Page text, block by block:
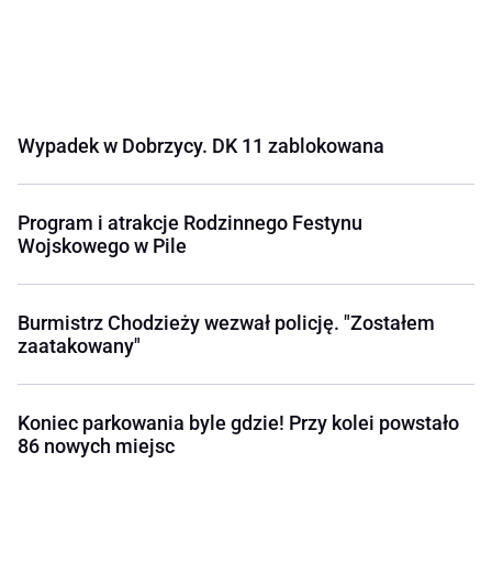
Wypadek w Dobrzycy. DK 11 zablokowana
Program i atrakcje Rodzinnego Festynu
Wojskowego w Pile
Burmistrz Chodzieży wezwał policję. "Zostałem
zaatakowany"
Koniec parkowania byle gdzie! Przy kolei powstało
86 nowych miejsc